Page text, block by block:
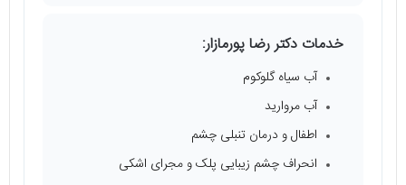
خدمات دکتر رضا پورمازار:
آب سیاه گلوکوم
آب مروارید
اطفال و درمان تنبلی چشم
انحراف چشم زیبایی پلک و مجرای اشکی